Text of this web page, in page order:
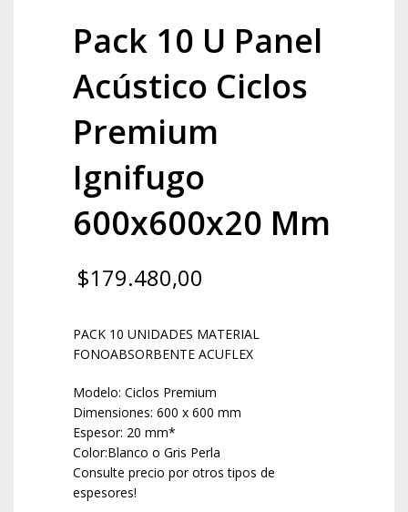
Pack 10 U Panel
Acústico Ciclos
Premium
Ignifugo
600x600x20 Mm
$179.480,00
PACK 10 UNIDADES MATERIAL
FONOABSORBENTE ACUFLEX
Modelo: Ciclos Premium
Dimensiones: 600 x 600 mm
Espesor: 20 mm*
Color:Blanco o Gris Perla
Consulte precio por otros tipos de
espesores!